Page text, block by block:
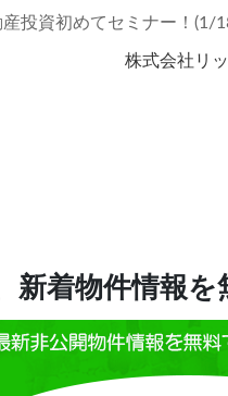
投資初めてセミナー！(1/
セミナ
新着物件情報